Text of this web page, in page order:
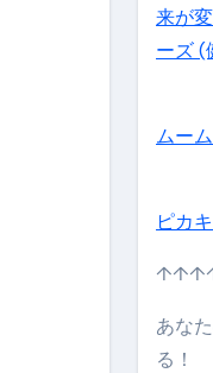
来が
ーズ (
ムー
ピカ
あな
る！